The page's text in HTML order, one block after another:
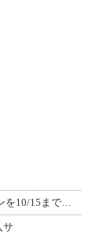
サ